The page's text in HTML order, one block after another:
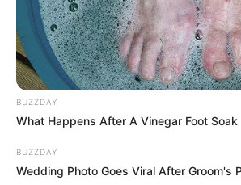
BUZZDAY
What Happens After A Vinegar Foot Soak
BUZZDAY
Wedding Photo Goes Viral After Groom's